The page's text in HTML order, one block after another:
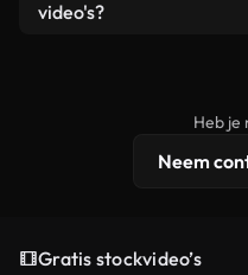
remixen. Zorg er wel
video's?
licentiebescherming
Heb je
Neem
Gratis stockvideo’s